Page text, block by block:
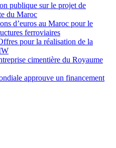
publique sur le projet de
du Maroc
d’euros au Maroc pour le
ferroviaires
pour la réalisation de la
cimentière du Royaume
approuve un financement